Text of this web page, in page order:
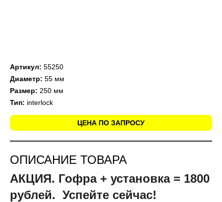
Артикул: 55250
Диаметр: 55 мм
Размер: 250 мм
Тип: interlock
ЦЕНА ПО ЗАПРОСУ
ОПИСАНИЕ ТОВАРА
АКЦИЯ. Гофра + установка = 1800
рублей. Успейте сейчас!